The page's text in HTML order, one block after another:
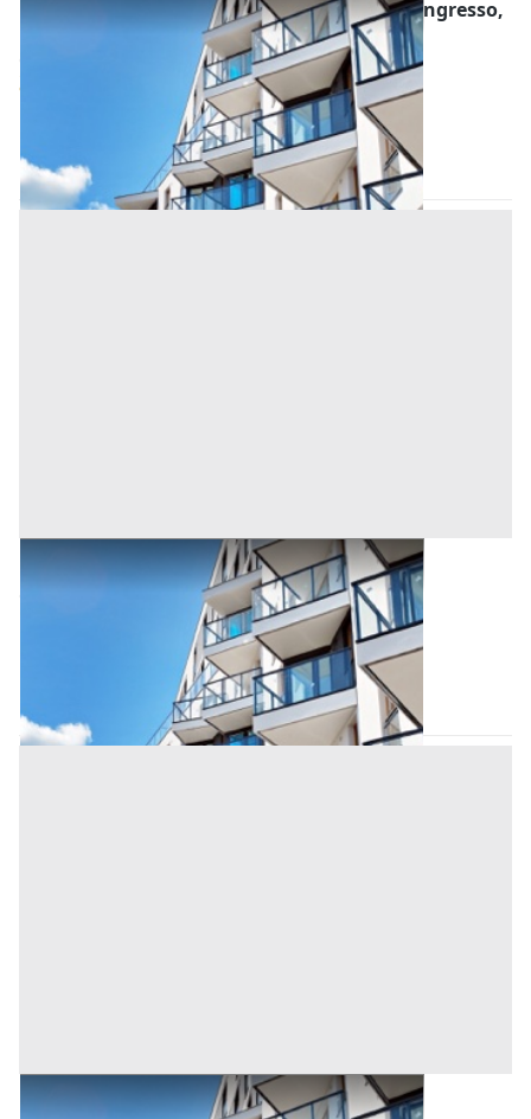
Asta Appartamento al secondo piano con ingresso,
soggiorno e camera
Carmignano di Brenta (Padova)
35.850 € 47.800 €
AI3305781
Asta chiusa
Appartamento all'asta a Padova
Carmignano di Brenta (Padova)
212.000 €
AI3143577
Appartamento all'asta a Padova